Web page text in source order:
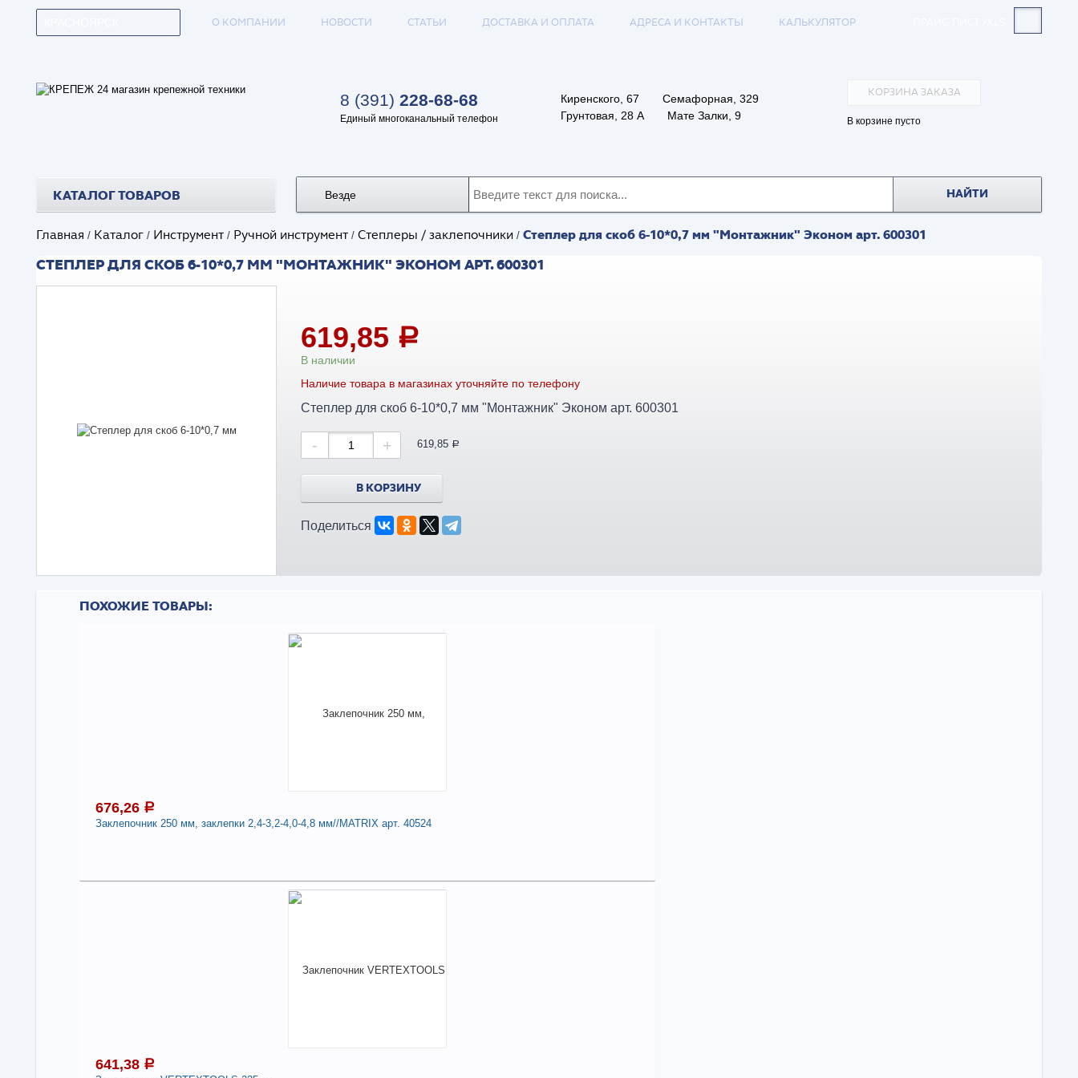
О КОМПАНИИ НОВОСТИ СТАТЬИ ДОСТАВКА И ОПЛАТА АДРЕСА И КОНТАКТЫ КАЛЬКУЛЯТОР
8 (391) 228-68-68
Единый многоканальный телефон
Киренского, 67
Семафорная, 329
Грунтовая, 28 А
Мате Залки, 9
КОРЗИНА ЗАКАЗА
В корзине пусто
КАТАЛОГ ТОВАРОВ Везде НАЙТИ
Главная / Каталог / Инструмент / Ручной инструмент / Степлеры / заклепочники / Степлер для скоб 6-10*0,7 мм "Монтажник" Эконом арт. 600301
СТЕПЛЕР ДЛЯ СКОБ 6-10*0,7 ММ "МОНТАЖНИК" ЭКОНОМ АРТ. 600301
619,85 a
В наличии
Наличие товара в магазинах уточняйте по телефону
Степлер для скоб 6-10*0,7 мм "Монтажник" Эконом арт. 600301
- + 619,85 a
В КОРЗИНУ
Поделиться
ПОХОЖИЕ ТОВАРЫ:
676,26 a
Заклепочник 250 мм, заклепки 2,4-3,2-4,0-4,8 мм//MATRIX арт. 40524
676,26a
мм//MATRIX арт. 40524
641,38 a